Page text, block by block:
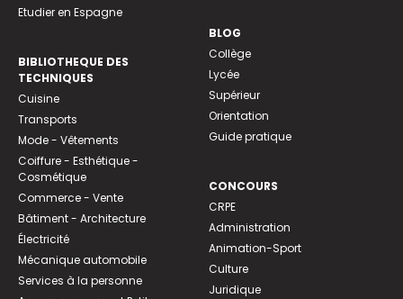
Etudier en Espagne
BIBLIOTHEQUE DES
TECHNIQUES
Cuisine
Transports
Mode - Vêtements
Coiffure - Esthétique -
Cosmétique
Commerce - Vente
Bâtiment - Architecture
Électricité
Mécanique automobile
Services à la personne
BLOG
Collège
Lycée
Supérieur
Orientation
Guide pratique
CONCOURS
CRPE
Administration
Animation-Sport
Culture
Juridique